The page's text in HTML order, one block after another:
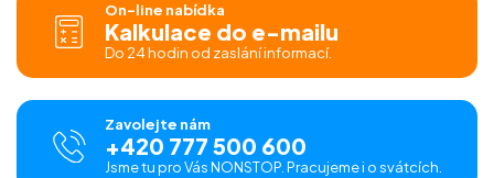
On-line nabídka
Kalkulace do e-mailu
Do 24 hodin od zaslání informací.
Zavolejte nám
+420 777 500 600
Jsme tu pro Vás NONSTOP. Pracujeme i o svátcích.